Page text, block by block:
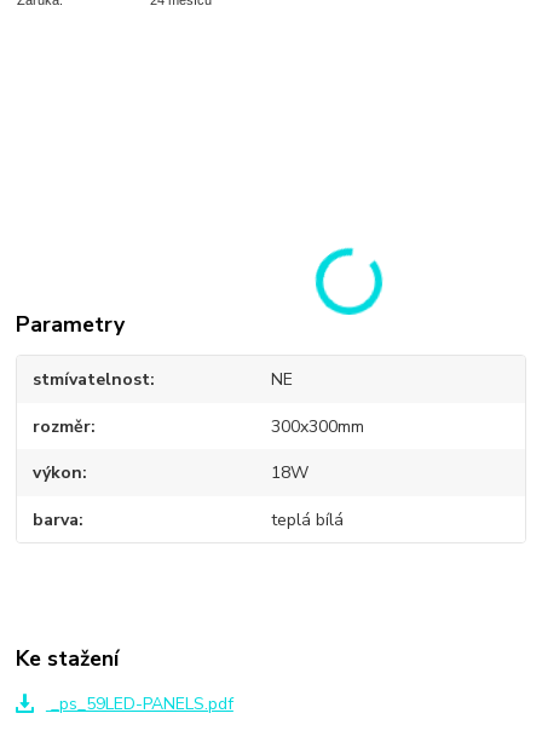
Parametry
stmívatelnost NE
rozměr 300x300mm
výkon 18W
barva teplá bílá
Ke stažení
_ps_59LED-PANELS.pdf